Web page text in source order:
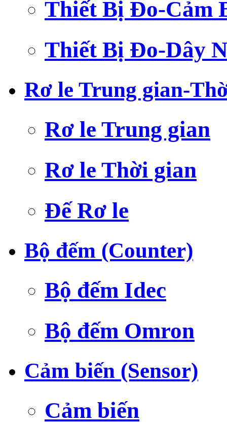
Thiết Bị Đo-Cảm
Thiết Bị Đo-Dây
Rơ le Trung gian-
Rơ le Trung gian
Rơ le Thời gian
Đế Rơ le
Bộ đếm (Counter)
Bộ đếm Idec
Bộ đếm Omron
Cảm biến (Sensor)
Cảm biến